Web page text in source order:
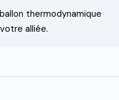
thermodynamique
alliée.